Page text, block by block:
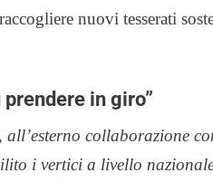
nuovi tesserati
in giro”
all’esterno collaborazione
i vertici a livello